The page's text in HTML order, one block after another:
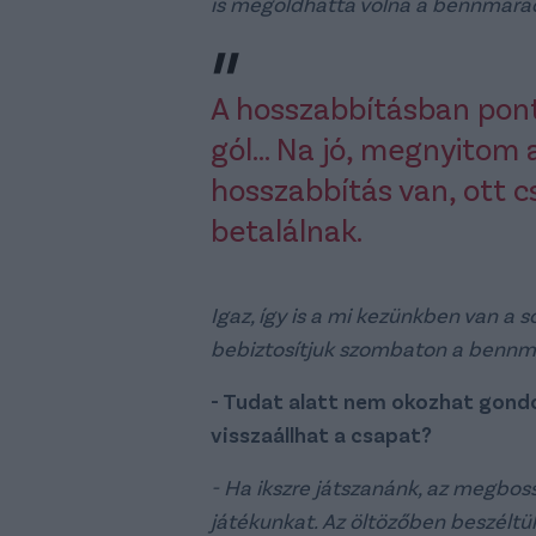
A hosszabbításban
gól... Na jó,
hosszabbítás van, ott
betalálnak.
Igaz, így is a mi kezünkben van a
bebiztosítjuk szombaton a
- Tudat alatt nem okozhat
visszaállhat a csapat?
- Ha ikszre játszanánk, az
játékunkat. Az öltözőben